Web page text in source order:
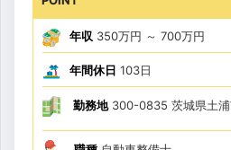
年収 350万円 ～ 700万円
年間休日 103日
勤務地300-0835 茨城県土浦